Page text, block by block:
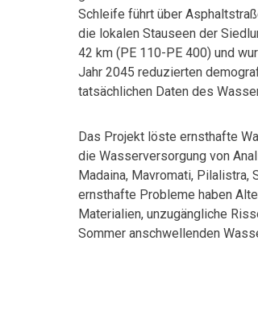
Schleife führt über
die lokalen Stauseen der
42 km (PE 110-PE 400) und
Jahr 2045 reduzierten
tatsächlichen Daten des
Das Projekt löste ernsthafte
die Wasserversorgung von
Madaina, Mavromati,
ernsthafte Probleme haben
Materialien, unzugängliche
Sommer anschwellenden